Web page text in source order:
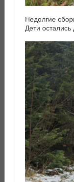
Недолгие
Дети остались